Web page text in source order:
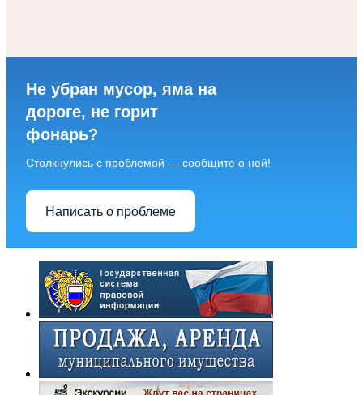
Не убран мусор, яма на
дороге, не горит
фонарь?
Столкнулись с проблемой — сообщите о ней!
Написать о проблеме